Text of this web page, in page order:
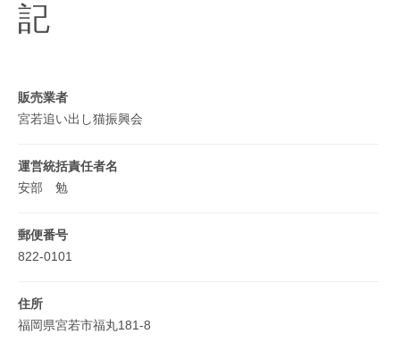
記
販売業者
宮若追い出し猫振興会
運営統括責任者名
安部 勉
郵便番号
822-0101
住所
福岡県宮若市福丸181-8